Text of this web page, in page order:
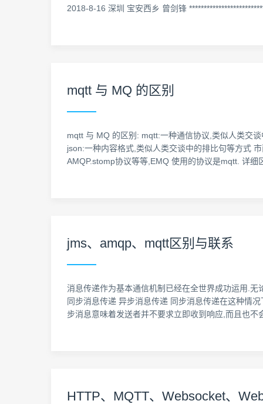
2018-8-16 深圳 宝安西乡 曾剑锋
mqtt 与 MQ 的区别
mqtt 与 MQ 的区别: mqtt:一种通信协议,类似人类交
json:一种内容格式,类似人类交谈中的排比句等方式
AMQP.stomp协议等等,EMQ 使用的协议是mqtt. 详
jms、amqp、mqtt区别与联系
消息传递作为基本通信机制已经在全世界成功运用.
同步消息传递 异步消息传递 同步消息传递在这种情
步消息意味着发送者并不要求立即收到响应,而且也
HTTP、MQTT、Websocket、